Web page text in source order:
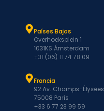
Países Bajos
Overhoeksplein 1
1031KS Ámsterdam
+31 (06) 11 74 78 09
Francia
92 Av. Champs-Élysées
75008 París
+33 6 77 23 99 59